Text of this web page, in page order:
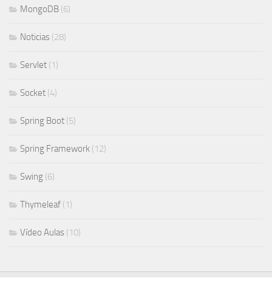
MongoDB (6)
Noticias (28)
Servlet (1)
Socket (4)
Spring Boot (5)
Spring Framework (12)
Swing (6)
Thymeleaf (1)
Vídeo Aulas (10)